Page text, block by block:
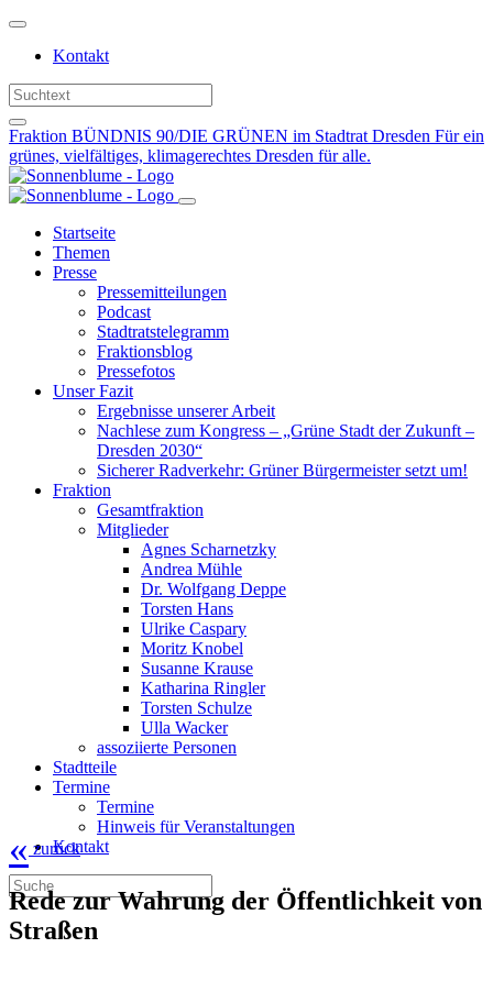
Weiter
Inhalt
Kontakt
Fraktion BÜNDNIS 90/DIE GRÜNEN im Stadtrat Dresden Für ein
grünes, vielfältiges, klimagerechtes Dresden für alle.
Startseite
Themen
Presse
Pressemitteilungen
Podcast
Stadtratstelegramm
Fraktionsblog
Pressefotos
Unser Fazit
Ergebnisse unserer Arbeit
Nachlese zum Kongress – „Grüne Stadt der Zukunft –
Dresden 2030“
Sicherer Radverkehr: Grüner Bürgermeister setzt um!
Fraktion
Gesamtfraktion
Mitglieder
Agnes Scharnetzky
Andrea Mühle
Dr. Wolfgang Deppe
Torsten Hans
Ulrike Caspary
Moritz Knobel
Susanne Krause
Katharina Ringler
Torsten Schulze
Ulla Wacker
assoziierte Personen
Stadtteile
Termine
Termine
Hinweis für Veranstaltungen
Kontakt
« zurück
Rede zur Wahrung der Öffentlichkeit von
Straßen